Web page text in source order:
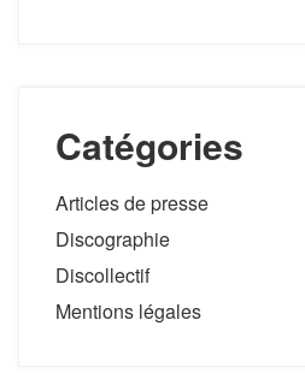
Catégories
Articles de presse
Discographie
Discollectif
Mentions légales